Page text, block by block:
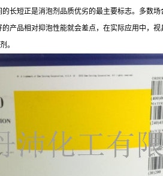
长短正是消泡剂品质优劣的最主要标志。多数
产品相对抑泡性能就会差点，在实际应用中，视
。